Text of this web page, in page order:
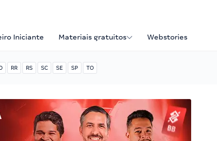
Iniciante Materiais gratuitos Webstories
RR RS SC SE SP TO